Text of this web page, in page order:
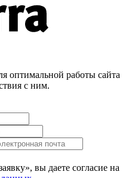
оптимальной работы сайта
с ним.
вы даете согласие на